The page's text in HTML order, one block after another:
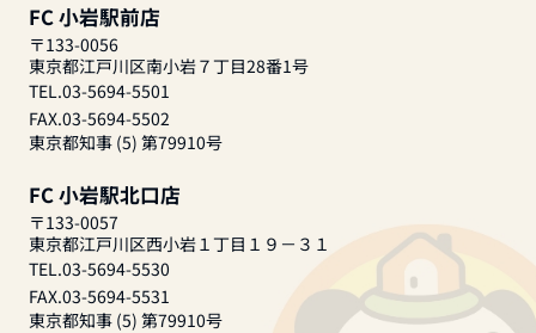
FC 小岩駅前店
〒133-0056
東京都江戸川区南小岩７丁目28番1号
TEL.03-5694-5501
FAX.03-5694-5502
東京都知事 (5) 第79910号
FC 小岩駅北口店
〒133-0057
東京都江戸川区西小岩１丁目１９－３１
TEL.03-5694-5530
FAX.03-5694-5531
東京都知事 (5) 第79910号